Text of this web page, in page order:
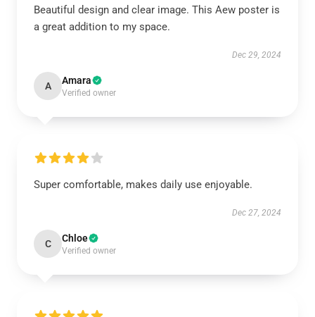
Beautiful design and clear image. This Aew poster is
a great addition to my space.
Dec 29, 2024
A Amara
Verified owner
Super comfortable, makes daily use enjoyable.
Dec 27, 2024
C Chloe
Verified owner